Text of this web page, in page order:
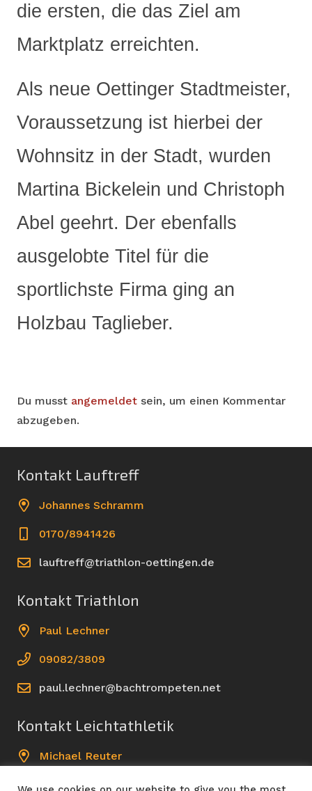
die ersten, die das Ziel am
Marktplatz erreichten.
Als neue Oettinger Stadtmeister,
Voraussetzung ist hierbei der
Wohnsitz in der Stadt, wurden
Martina Bickelein und Christoph
Abel geehrt. Der ebenfalls
ausgelobte Titel für die
sportlichste Firma ging an
Holzbau Taglieber.
Du musst angemeldet sein, um einen Kommentar
abzugeben.
Kontakt Lauftreff
Johannes Schramm
0170/8941426
lauftreff@triathlon-oettingen.de
Kontakt Triathlon
Paul Lechner
09082/3809
paul.lechner@bachtrompeten.net
Kontakt Leichtathletik
Michael Reuter
09082/961499